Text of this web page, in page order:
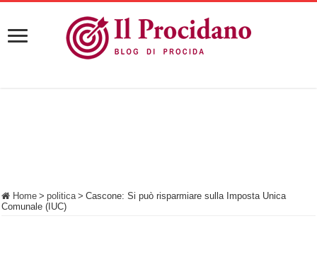
Home > politica > Cascone: Si può risparmiare sulla Imposta Unica
Comunale (IUC)